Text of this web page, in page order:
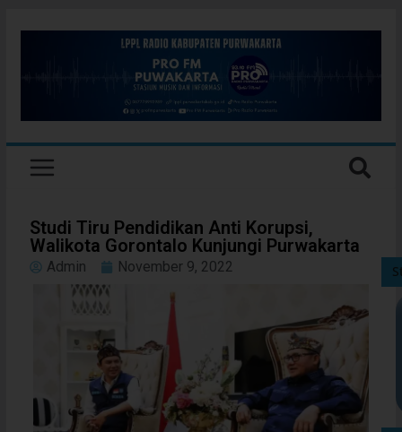
Studi Tiru Pendidikan Anti Korupsi,
Walikota Gorontalo Kunjungi Purwakarta
Admin November 9, 2022